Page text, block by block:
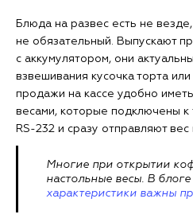
Блюда на развес есть не
не обязательный. Выпускают
с аккумулятором, они
взвешивания кусочка торта
продажи на кассе удобно
весами, которые подключены
RS-232 и сразу отправляют вес
Многие при открытии
настольные весы. В блоге
характеристики важны